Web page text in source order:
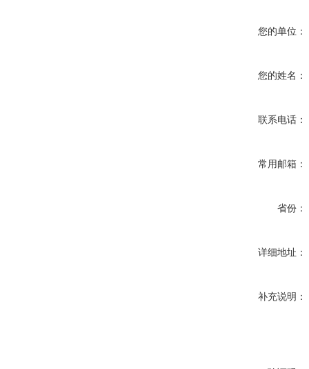
您的单位：
您的姓名：
联系电话：
常用邮箱：
省份：
详细地址：
补充说明：